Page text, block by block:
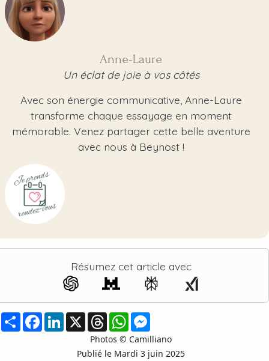
Anne-Laure
Un éclat de joie à vos côtés
Avec son énergie communicative, Anne-Laure
transforme chaque essayage en moment
mémorable. Venez partager cette belle aventure
avec nous à Beynost !
Résumez cet article avec
PartagerFacebook
LinkedIn
X ThreadsWhatsApp
Photos © Camilliano
Publié le Mardi 3 juin 2025